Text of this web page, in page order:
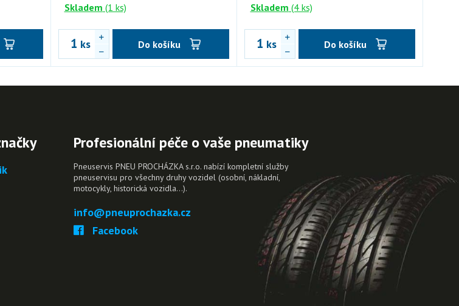
Skladem (1 ks)
ks Do košíku
Skladem (4 ks)
ks Do košíku
Profesionální péče o vaše pneumatiky
Pneuservis PNEU PROCHÁZKA s.r.o. nabízí kompletní služby
pneuservisu pro všechny druhy vozidel (osobní, nákladní,
motocykly, historická vozidla…).
info@pneuprochazka.cz
Facebook